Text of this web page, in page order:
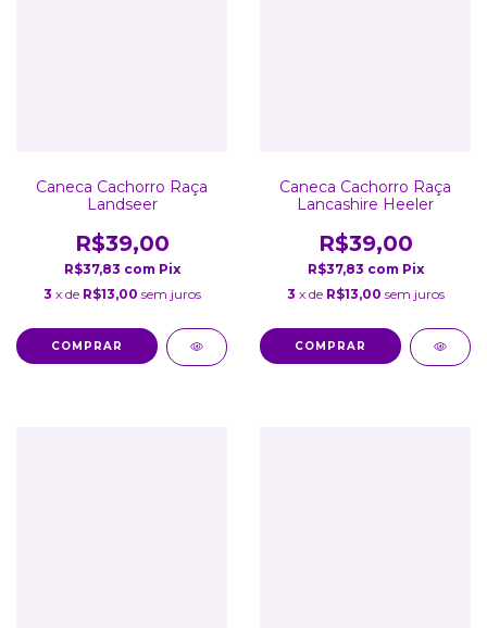
Caneca Cachorro Raça
Landseer
R$39,00
R$37,83 com Pix
3 x de R$13,00 sem juros
Caneca Cachorro Raça
Lancashire Heeler
R$39,00
R$37,83 com Pix
3 x de R$13,00 sem juros